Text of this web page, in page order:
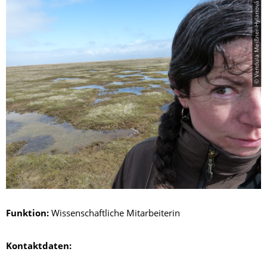
© Vendula Meißner-Hylanová
Funktion: Wissenschaftliche Mitarbeiterin
Kontaktdaten: